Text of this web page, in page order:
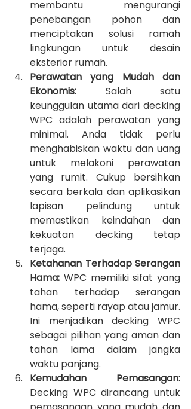
membantu mengurangi
penebangan pohon dan
menciptakan solusi ramah
lingkungan untuk desain
eksterior rumah.
Perawatan yang Mudah dan
Ekonomis: Salah satu
keunggulan utama dari decking
WPC adalah perawatan yang
minimal. Anda tidak perlu
menghabiskan waktu dan uang
untuk melakoni perawatan
yang rumit. Cukup bersihkan
secara berkala dan aplikasikan
lapisan pelindung untuk
memastikan keindahan dan
kekuatan decking tetap
terjaga.
Ketahanan Terhadap Serangan
Hama: WPC memiliki sifat yang
tahan terhadap serangan
hama, seperti rayap atau jamur.
Ini menjadikan decking WPC
sebagai pilihan yang aman dan
tahan lama dalam jangka
waktu panjang.
Kemudahan Pemasangan:
Decking WPC dirancang untuk